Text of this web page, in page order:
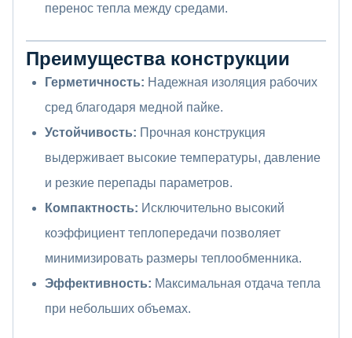
перенос тепла между средами.
Преимущества конструкции
Герметичность: Надежная изоляция рабочих
сред благодаря медной пайке.
Устойчивость: Прочная конструкция
выдерживает высокие температуры, давление
и резкие перепады параметров.
Компактность: Исключительно высокий
коэффициент теплопередачи позволяет
минимизировать размеры теплообменника.
Эффективность: Максимальная отдача тепла
при небольших объемах.